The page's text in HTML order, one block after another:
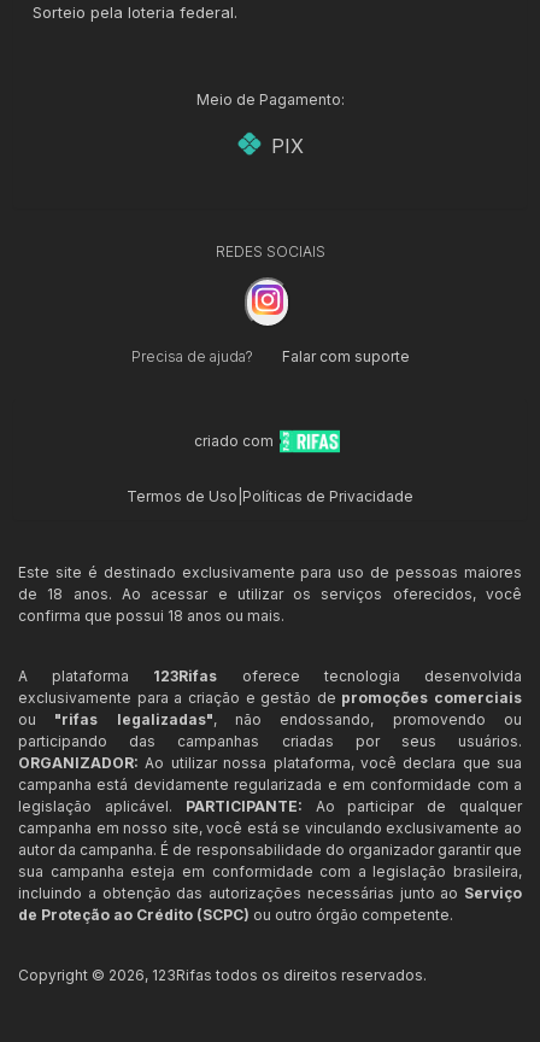
Sorteio pela loteria federal.
Meio de Pagamento:
PIX
REDES SOCIAIS
Precisa de ajuda? Falar com suporte
criado com
Termos de Uso Políticas de Privacidade
Este site é destinado exclusivamente para uso de pessoas maiores
de 18 anos. Ao acessar e utilizar os serviços oferecidos, você
confirma que possui 18 anos ou mais.
A plataforma 123Rifas oferece tecnologia desenvolvida
exclusivamente para a criação e gestão de promoções comerciais
ou "rifas legalizadas", não endossando, promovendo ou
participando das campanhas criadas por seus usuários.
ORGANIZADOR: Ao utilizar nossa plataforma, você declara que sua
campanha está devidamente regularizada e em conformidade com a
legislação aplicável. PARTICIPANTE: Ao participar de qualquer
campanha em nosso site, você está se vinculando exclusivamente ao
autor da campanha. É de responsabilidade do organizador garantir que
sua campanha esteja em conformidade com a legislação brasileira,
incluindo a obtenção das autorizações necessárias junto ao Serviço
de Proteção ao Crédito (SCPC) ou outro órgão competente.
Copyright © 2026, 123Rifas todos os direitos reservados.